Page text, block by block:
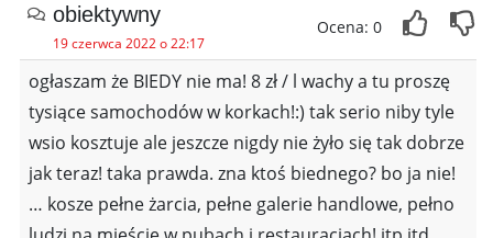
obiektywny
19 czerwca 2022 o 22:17
Ocena: 0
ogłaszam że BIEDY nie ma! 8 zł / l wachy a tu proszę
tysiące samochodów w korkach!:) tak serio niby tyle
wsio kosztuje ale jeszcze nigdy nie żyło się tak dobrze
jak teraz! taka prawda. zna ktoś biednego? bo ja nie!
… kosze pełne żarcia, pełne galerie handlowe, pełno